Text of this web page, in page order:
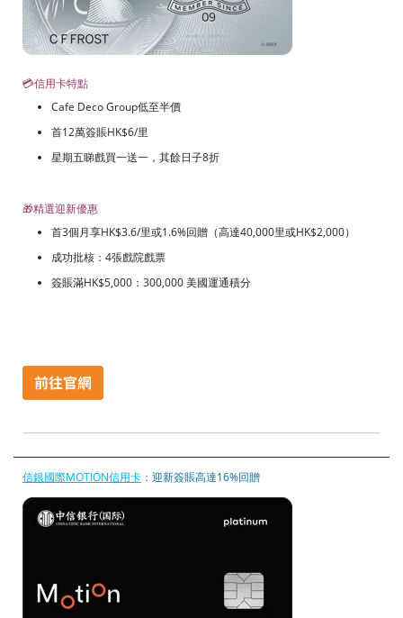
💳信用卡特點
Cafe Deco Group低至半價
首12萬簽賬HK$6/里
星期五睇戲買一送一，其餘日子8折
🎁精選迎新優惠
首3個月享HK$3.6/里或1.6%回贈（高達40,000里或HK$2,000）
成功批核：4張戲院戲票
簽賬滿HK$5,000：300,000 美國運通積分
信銀國際MOTION信用卡 ：迎新簽賬高達16%回贈